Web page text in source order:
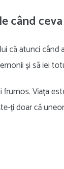
când
că atunci când
și să iei
Viața
ți doar că